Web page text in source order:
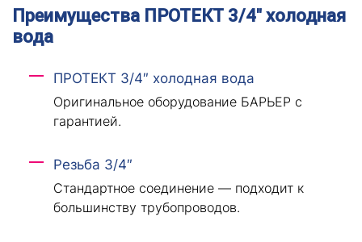
Преимущества ПРОТЕКТ 3/4″ холодная
вода
ПРОТЕКТ 3/4″ холодная вода
Оригинальное оборудование БАРЬЕР с
гарантией.
Резьба 3/4″
Стандартное соединение — подходит к
большинству трубопроводов.